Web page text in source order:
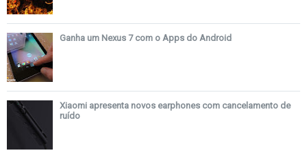
Ganha um Nexus 7 com o Apps do Android
Xiaomi apresenta novos earphones com cancelamento de
ruído